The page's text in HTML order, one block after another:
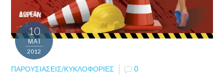
10
ΜΑΪ́
2012
ΠΑΡΟΥΣΙΆΣΕΙΣ/ΚΥΚΛΟΦΟΡΊΕΣ 0